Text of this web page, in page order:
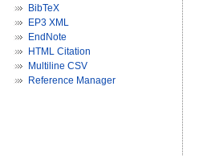
BibTeX
EP3 XML
EndNote
HTML Citation
Multiline CSV
Reference Manager